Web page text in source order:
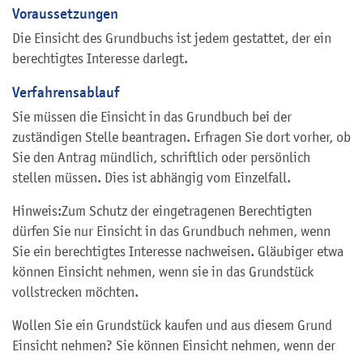
Voraussetzungen
Die Einsicht des Grundbuchs ist jedem gestattet, der ein
berechtigtes Interesse darlegt.
Verfahrensablauf
Sie müssen die Einsicht in das Grundbuch bei der
zuständigen Stelle beantragen. Erfragen Sie dort vorher, ob
Sie den Antrag mündlich, schriftlich oder persönlich
stellen müssen. Dies ist abhängig vom Einzelfall.
Hinweis:Zum Schutz der eingetragenen Berechtigten
dürfen Sie nur Einsicht in das Grundbuch nehmen, wenn
Sie ein berechtigtes Interesse nachweisen. Gläubiger etwa
können Einsicht nehmen, wenn sie in das Grundstück
vollstrecken möchten.
Wollen Sie ein Grundstück kaufen und aus diesem Grund
Einsicht nehmen? Sie können Einsicht nehmen, wenn der